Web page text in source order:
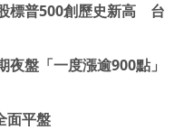
標普500創歷史新高 台
盤「一度漲逾900點」
面平盤